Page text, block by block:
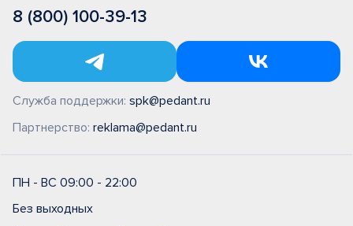
8 (800) 100-39-13
Служба поддержки: spk@pedant.ru
Партнерство: reklama@pedant.ru
ПН - ВС 09:00 - 22:00
Без выходных